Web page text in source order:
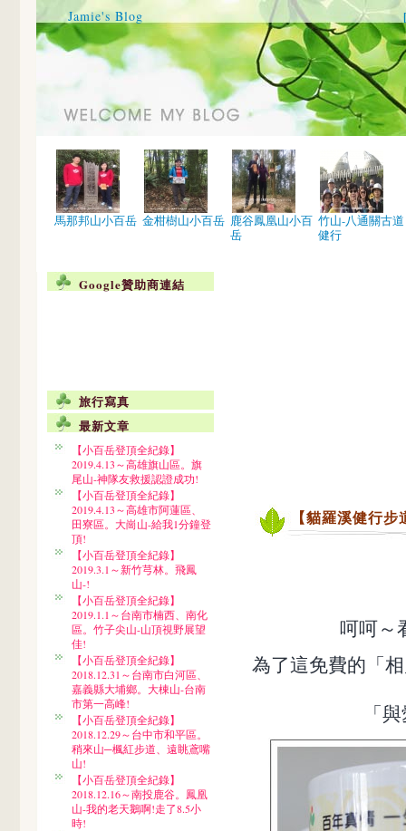
Jamie's Blog
馬那邦山小百岳 金柑樹山小百岳 鹿谷鳳凰山小百
岳
竹山-八通關古道
健行
Google贊助商連結
旅行寫真
最新文章
【小百岳登頂全紀錄】
2019.4.13～高雄旗山區。旗
尾山-神隊友救援認證成功!
【小百岳登頂全紀錄】
2019.4.13～高雄市阿蓮區、
田寮區。大崗山-給我1分鐘登
頂!
【小百岳登頂全紀錄】
2019.3.1～新竹芎林。飛鳳
山-!
【小百岳登頂全紀錄】
2019.1.1～台南市楠西、南化
區。竹子尖山-山頂視野展望
佳!
【小百岳登頂全紀錄】
2018.12.31～台南市白河區、
嘉義縣大埔鄉。大棟山-台南
市第一高峰!
【小百岳登頂全紀錄】
2018.12.29～台中市和平區。
稍來山─楓紅步道、遠眺鳶嘴
山!
【小百岳登頂全紀錄】
2018.12.16～南投鹿谷。鳳凰
山-我的老天鵝啊!走了8.5小
時!
【貓羅溪健行
呵呵～
為了這免費的「
「